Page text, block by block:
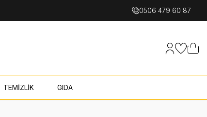
0506 479 60 87
Hesabım
TEMİZLİK GIDA